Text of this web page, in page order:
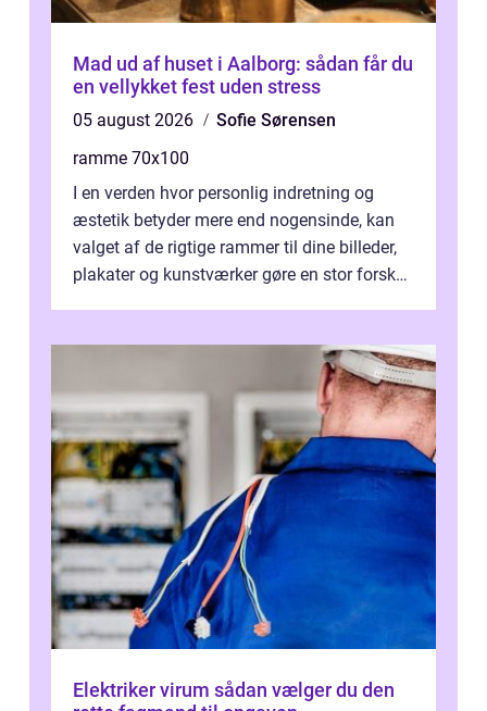
Mad ud af huset i Aalborg: sådan får du
en vellykket fest uden stress
05 august 2026
Sofie Sørensen
ramme 70x100
I en verden hvor personlig indretning og
æstetik betyder mere end nogensinde, kan
valget af de rigtige rammer til dine billeder,
plakater og kunstværker gøre en stor forskel.
Elektriker virum sådan vælger du den